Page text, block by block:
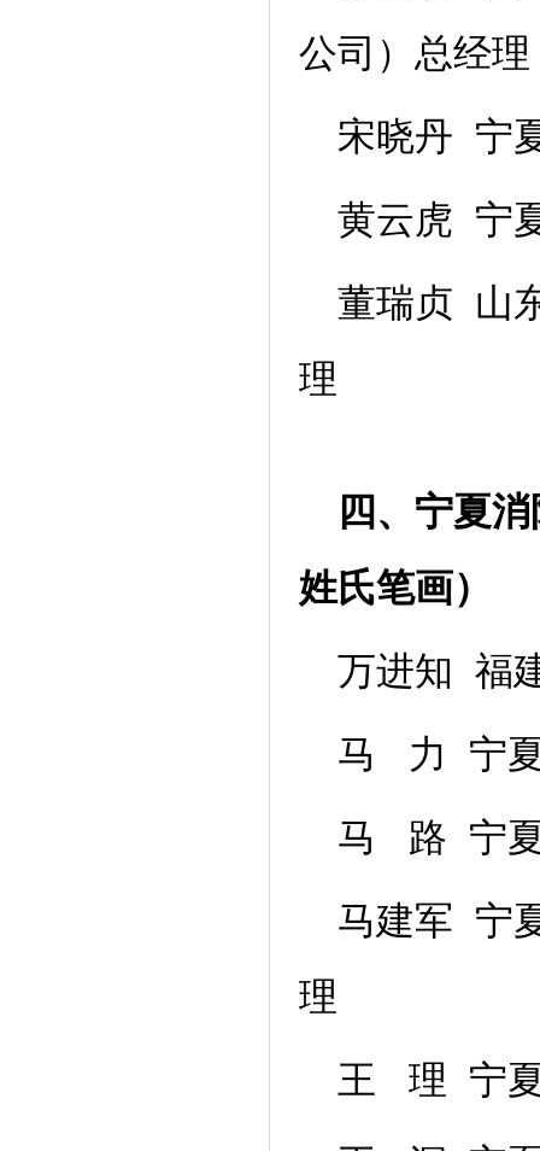
公司）总经理
宋晓丹 宁
黄云虎 宁
董瑞贞 山
理
四、宁夏
姓氏笔画）
万进知 福
马 力 宁夏
马 路 宁夏
马建军 宁
理
王 理 宁夏